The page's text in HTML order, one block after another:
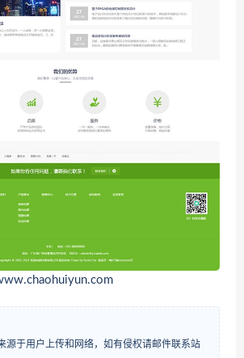
源于用户上传和网络，如有侵权请邮件联系站